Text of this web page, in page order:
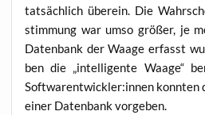
tat­säch­lich über­ein. Die
stim­mung war umso grö­ßer, je
Daten­bank der Waa­ge erfasst
ben die „intel­li­gen­te Waa­ge“
Softwarentwickler:innen konn­ten
einer Daten­bank vorgeben.